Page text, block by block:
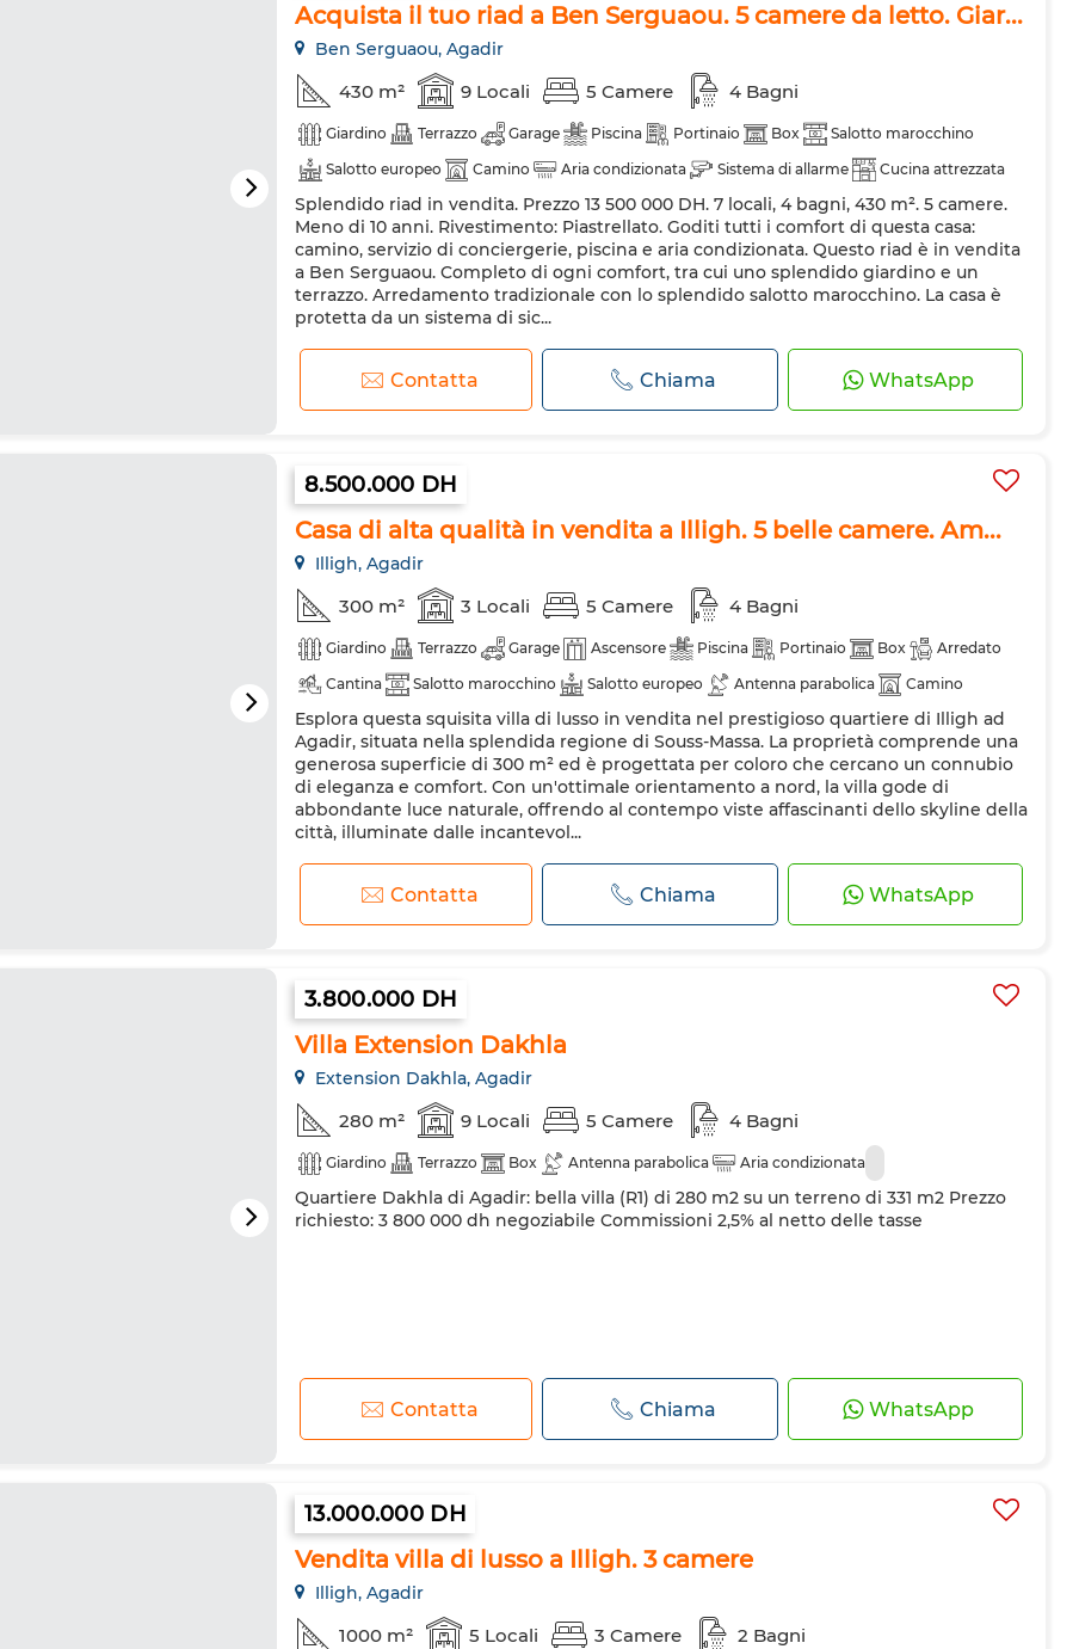
Acquista il tuo riad a Ben Serguaou. 5 camere da letto. Giar...
Ben Serguaou, Agadir
430 m² 9 Locali 5 Camere 4 Bagni
Giardino Terrazzo Garage Piscina Portinaio Box
Salotto marocchino
Salotto europeo
Camino Aria condizionata Sistema di allarme
Cucina attrezzata
Frigorifero
Forno
Splendido riad in vendita. Prezzo 13 500 000 DH. 7 locali, 4 bagni, 430 m². 5 camere.
Meno di 10 anni. Rivestimento: Piastrellato. Goditi tutti i comfort di questa casa:
camino, servizio di conciergerie, piscina e aria condizionata. Questo riad è in vendita
a Ben Serguaou. Completo di ogni comfort, tra cui uno splendido giardino e un
terrazzo. Arredamento tradizionale con lo splendido salotto marocchino. La casa è
protetta da un sistema di sic...
Contatta Chiama WhatsApp
8.500.000 DH
Casa di alta qualità in vendita a Illigh. 5 belle camere. Am...
Illigh, Agadir
300 m² 3 Locali 5 Camere 4 Bagni
Giardino Terrazzo Garage Ascensore Piscina Portinaio Box
Arredato
Cantina
Salotto marocchino Salotto europeo Antenna parabolica
Camino
Aria condizionata
Riscaldamento Sistema di allarme
Porta rinforzata
Cucina attrezzata
Frigorifero Forno Lavatrice Forno a microonde
Esplora questa squisita villa di lusso in vendita nel prestigioso quartiere di Illigh ad
Agadir, situata nella splendida regione di Souss-Massa. La proprietà comprende una
generosa superficie di 300 m² ed è progettata per coloro che cercano un connubio
di eleganza e comfort. Con un'ottimale orientamento a nord, la villa gode di
abbondante luce naturale, offrendo al contempo viste affascinanti dello skyline della
città, illuminate dalle incantevol...
Contatta Chiama WhatsApp
3.800.000 DH
Villa Extension Dakhla
Extension Dakhla, Agadir
280 m² 9 Locali 5 Camere 4 Bagni
Giardino Terrazzo Box Antenna parabolica Aria condizionata
Quartiere Dakhla di Agadir: bella villa (R1) di 280 m2 su un terreno di 331 m2 Prezzo
richiesto: 3 800 000 dh negoziabile Commissioni 2,5% al netto delle tasse
Contatta Chiama WhatsApp
13.000.000 DH
Vendita villa di lusso a Illigh. 3 camere
Illigh, Agadir
1000 m² 5 Locali 3 Camere 2 Bagni